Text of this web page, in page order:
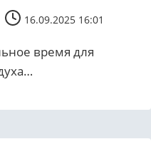
16.09.2025 16:01
время для